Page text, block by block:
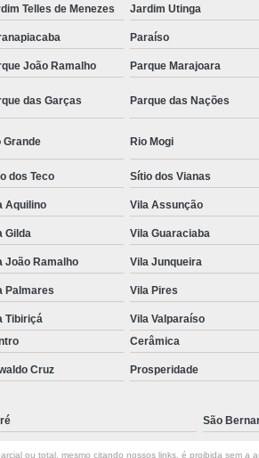
Telles de Menezes Jardim Utinga
Paraíso
João Ramalho Parque Marajoara
das Garças Parque das Nações
Grande Rio Mogi
dos Teco Sítio dos Vianas
Aquilino Vila Assunção
Gilda Vila Guaraciaba
João Ramalho Vila Junqueira
Palmares Vila Pires
Tibiriçá Vila Valparaíso
Cerâmica
Cruz Prosperidade
São
ou total, mesmo citando nossos links, é proibida sem a